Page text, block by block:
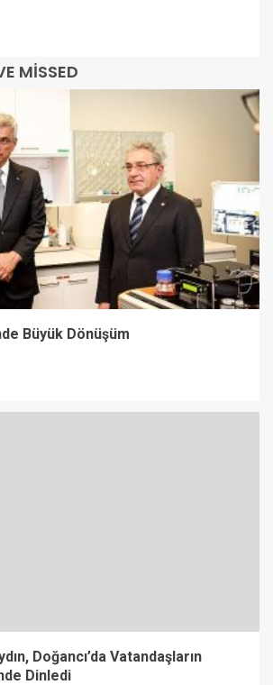
MISSED
Büyük Dönüşüm
Doğancı’da Vatandaşların
Dinledi